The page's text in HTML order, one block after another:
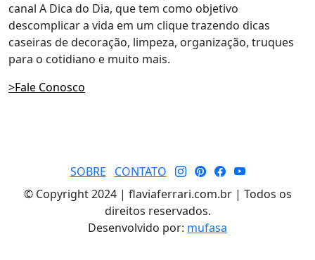
canal A Dica do Dia, que tem como objetivo
descomplicar a vida em um clique trazendo dicas
caseiras de decoração, limpeza, organização, truques
para o cotidiano e muito mais.
>Fale Conosco
SOBRE
CONTATO
© Copyright 2024 | flaviaferrari.com.br | Todos os
direitos reservados.
Desenvolvido por: mufasa